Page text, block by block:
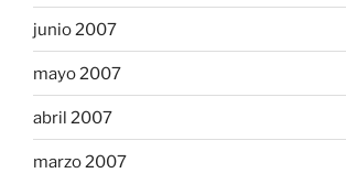
junio 2007
mayo 2007
abril 2007
marzo 2007